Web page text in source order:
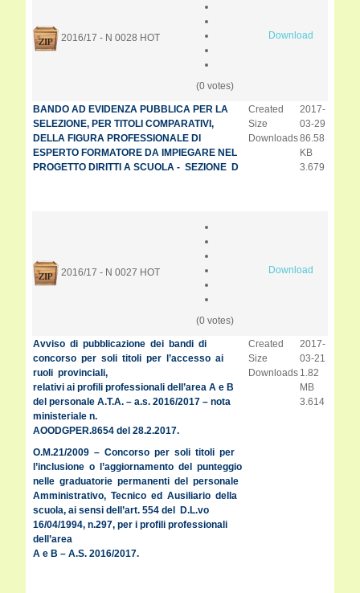
2016/17 - N 0028 HOT
(0 votes)
Download
BANDO AD EVIDENZA PUBBLICA PER LA
SELEZIONE, PER TITOLI COMPARATIVI,
DELLA FIGURA PROFESSIONALE DI
ESPERTO FORMATORE DA IMPIEGARE NEL
PROGETTO DIRITTI A SCUOLA - SEZIONE D
Created
Size
Downloads
2017-
03-29
86.58
KB
3.679
2016/17 - N 0027 HOT
(0 votes)
Download
Avviso di pubblicazione dei bandi di
concorso per soli titoli per l’accesso ai
ruoli provinciali,
relativi ai profili professionali dell’area A e B
del personale A.T.A. – a.s. 2016/2017 – nota
ministeriale n.
AOODGPER.8654 del 28.2.2017.
O.M.21/2009 – Concorso per soli titoli per
l’inclusione o l’aggiornamento del punteggio
nelle graduatorie permanenti del personale
Amministrativo, Tecnico ed Ausiliario della
scuola, ai sensi dell’art. 554 del D.L.vo
16/04/1994, n.297, per i profili professionali
dell’area
A e B – A.S. 2016/2017.
Created
Size
Downloads
2017-
03-21
1.82
MB
3.614